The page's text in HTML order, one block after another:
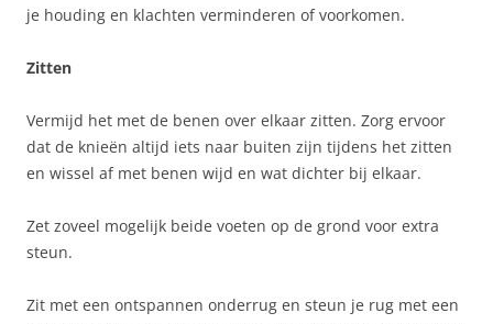
je houding en klachten verminderen of voorkomen.
Zitten
Vermijd het met de benen over elkaar zitten. Zorg ervoor
dat de knieën altijd iets naar buiten zijn tijdens het zitten
en wissel af met benen wijd en wat dichter bij elkaar.
Zet zoveel mogelijk beide voeten op de grond voor extra
steun.
Zit met een ontspannen onderrug en steun je rug met een